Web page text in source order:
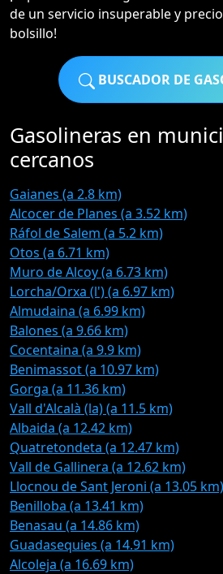
de un servicio insuperable y
bolsillo!
BUSCADOR DE
Gasolineras en
cercanos
Gaianes (a 2.8 km)
Alcocer de Planes (a 3.52 km)
Ráfol de Salem (a 5.2 km)
Otos (a 6.71 km)
Muro de Alcoy (a 6.73 km)
Lorcha/Orxa (l') (a 6.97 km)
Almudaina (a 6.99 km)
Balones (a 9.66 km)
Cocentaina (a 9.9 km)
Benimassot (a 10.97 km)
Gorga (a 11.36 km)
Vall d'Alcalà (la) (a 11.5 km)
Albaida (a 12.42 km)
Quatretondeta (a 12.47 km)
Vall de Gallinera (a 12.62 km)
Llocnou de Sant Jeroni (a 13.05 km)
Benilloba (a 13.41 km)
Benasau (a 14.86 km)
Guadasequies (a 14.91 km)
Alcoleja (a 16.69 km)